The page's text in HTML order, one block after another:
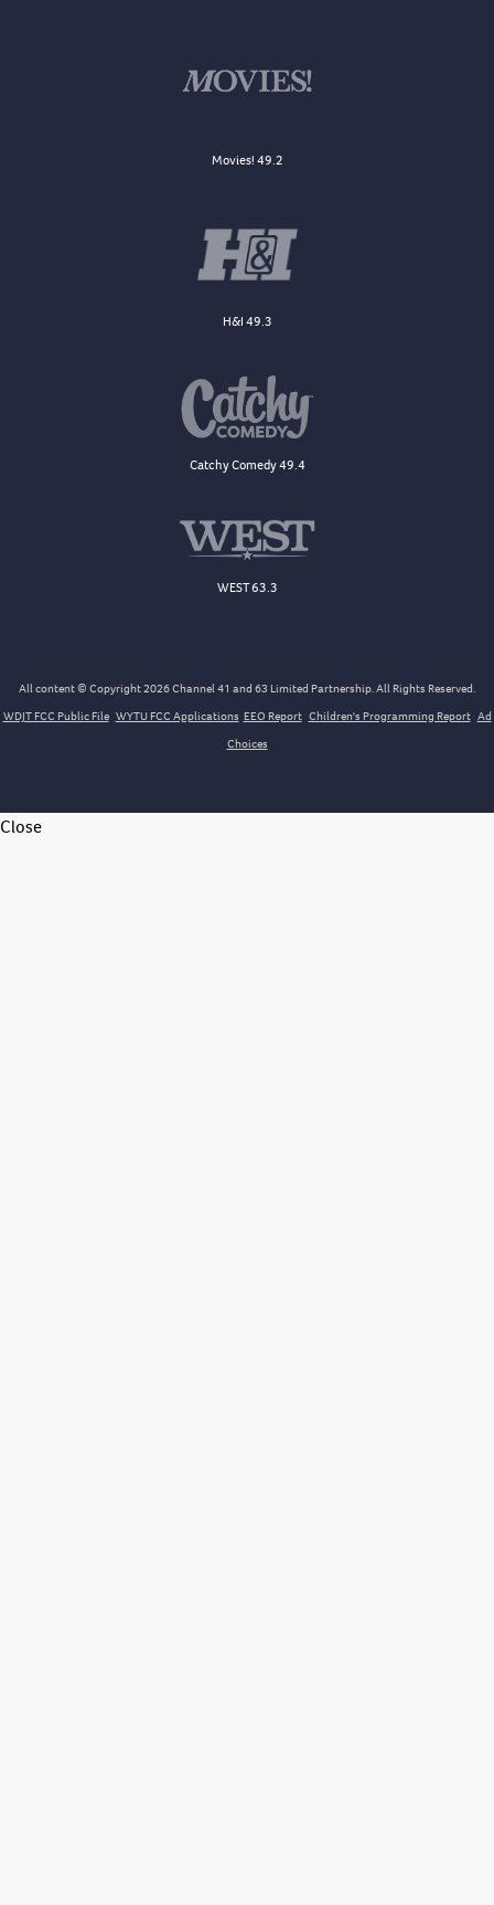
Movies! 49.2
H&I 49.3
Catchy Comedy 49.4
WEST 63.3
All content © Copyright 2026 Channel 41 and 63 Limited Partnership. All Rights Reserved.
WDJT FCC Public File WYTU FCC Applications EEO Report Children's Programming Report Ad
Choices
Close